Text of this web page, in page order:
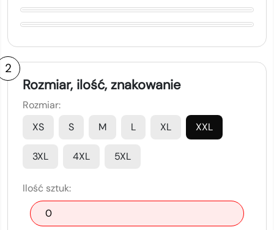
2
Rozmiar, ilość, znakowanie
Rozmiar:
XS
S M L XL XXL
3XL 4XL 5XL
Ilość sztuk: